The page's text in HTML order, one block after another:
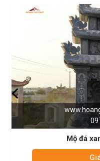
www.hoanggiaphatstone.com
0972 101 656
Mộ đá xanh đen ba mái 02